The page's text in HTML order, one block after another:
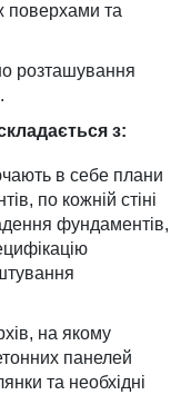
поверхами та
розташування
з:
в себе плани
по кожній стіні
фундаментів,
на якому
панелей
та необхідні